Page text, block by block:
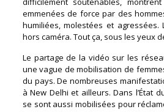
emmenées de force par des
humiliées, molestées et agressées.
hors caméra. Tout ça, sous les yeux
Le partage de la vidéo sur les
une vague de mobilisation de
du pays. De nombreuses
à New Delhi et ailleurs. Dans l’État
se sont aussi mobilisées pour